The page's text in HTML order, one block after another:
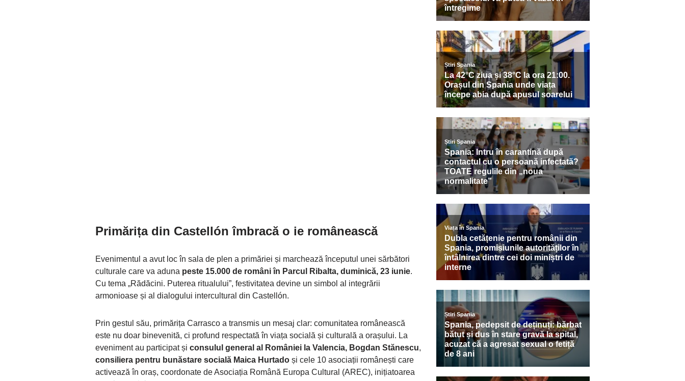
Primărița din Castellón îmbracă o ie românească
Evenimentul a avut loc în sala de plen a primăriei și marchează începutul unei sărbători
culturale care va aduna peste 15.000 de români în Parcul Ribalta, duminică, 23 iunie.
Cu tema „Rădăcini. Puterea ritualului”, festivitatea devine un simbol al integrării
armonioase și al dialogului intercultural din Castellón.
Prin gestul său, primărița Carrasco a transmis un mesaj clar: comunitatea românească
este nu doar binevenită, ci profund respectată în viața socială și culturală a orașului. La
eveniment au participat și consulul general al României la Valencia, Bogdan Stănescu,
consiliera pentru bunăstare socială Maica Hurtado și cele 10 asociații românești care
activează în oraș, coordonate de Asociația Română Europa Cultural (AREC), inițiatoarea